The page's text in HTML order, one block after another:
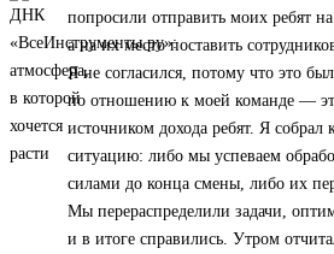
попросили отправить моих ребят
а на их место поставить
Я не согласился, потому что это
по отношению к моей команде —
источником дохода ребят. Я собрал
ситуацию: либо мы успеваем
силами до конца смены, либо их
Мы перераспределили задачи,
и в итоге справились. Утром